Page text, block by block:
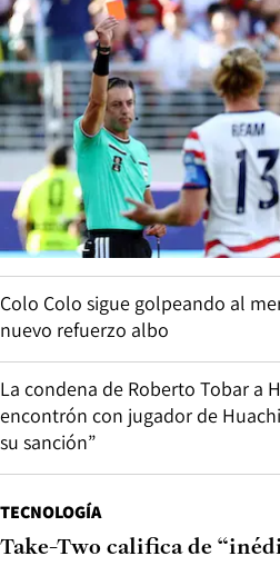
Colo Colo sigue golpeando al
nuevo refuerzo albo
La condena de Roberto Tobar a
encontrón con jugador de
su sanción”
TECNOLOGÍA
Take-Two califica de